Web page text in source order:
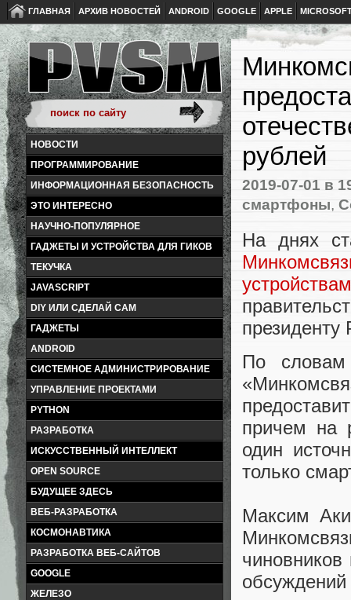
ГЛАВНАЯ АРХИВ НОВОСТЕЙ ANDROID GOOGLE APPLE
НОВОСТИ
ПРОГРАММИРОВАНИЕ
ИНФОРМАЦИОННАЯ БЕЗОПАСНОСТЬ
ЭТО ИНТЕРЕСНО
НАУЧНО-ПОПУЛЯРНОЕ
ГАДЖЕТЫ И УСТРОЙСТВА ДЛЯ ГИКОВ
ТЕКУЧКА
JAVASCRIPT
DIY ИЛИ СДЕЛАЙ САМ
ГАДЖЕТЫ
ANDROID
СИСТЕМНОЕ АДМИНИСТРИРОВАНИЕ
УПРАВЛЕНИЕ ПРОЕКТАМИ
PYTHON
РАЗРАБОТКА
ИСКУССТВЕННЫЙ ИНТЕЛЛЕКТ
OPEN SOURCE
БУДУЩЕЕ ЗДЕСЬ
ВЕБ-РАЗРАБОТКА
КОСМОНАВТИКА
РАЗРАБОТКА ВЕБ-САЙТОВ
GOOGLE
ЖЕЛЕЗО
рублей
2019-07-01 в
смартфоны,
На днях
По словам
причем на
один
только
Максим